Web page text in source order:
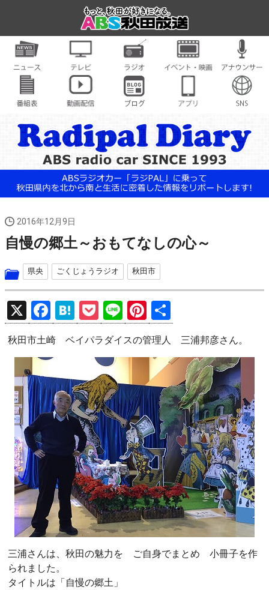
2016年12月9日
自慢の郷土～おもてなしの心～
県央 ごくじょうラジオ 秋田市
X
F
a
ce
o
o
k
H
at
e
a
P
o
ck
et
Li
n
e
Pi
nt
er
es
t
有
秋田市土崎 ベイパラダイスの管理人 三浦邦彦さん。
三浦さんは、秋田の魅力を ご自身でまとめ 小冊子を作
られました。
タイトルは「自慢の郷土」